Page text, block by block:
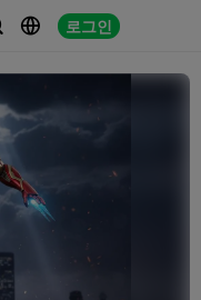
 로그인
 